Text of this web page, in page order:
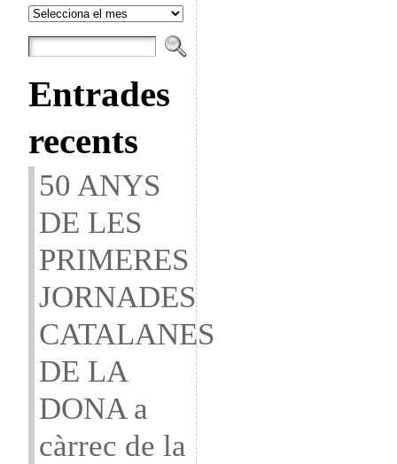
Entrades
Entrades
recents
50 ANYS
DE LES
PRIMERES
JORNADES
CATALANES
DE LA
DONA a
càrrec de la